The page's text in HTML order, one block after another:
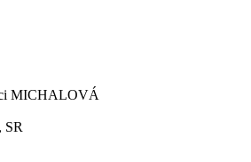
MICHALOVÁ
SR